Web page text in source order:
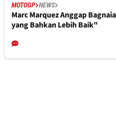
MOTOGP NEWS
Marc Marquez Anggap
yang Bahkan Lebih Baik"